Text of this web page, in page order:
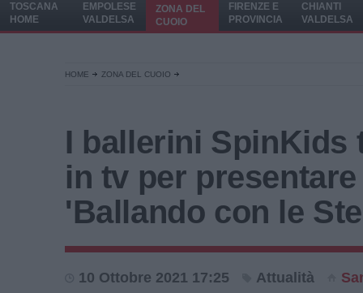
TOSCANA
HOME
EMPOLESE
VALDELSA
ZONA DEL
CUOIO
FIRENZE E
PROVINCIA
CHIANTI
VALDELSA
HOME ZONA DEL CUOIO
I ballerini SpinKids
in tv per presentare
'Ballando con le
10 Ottobre 2021 17:25 Attualità